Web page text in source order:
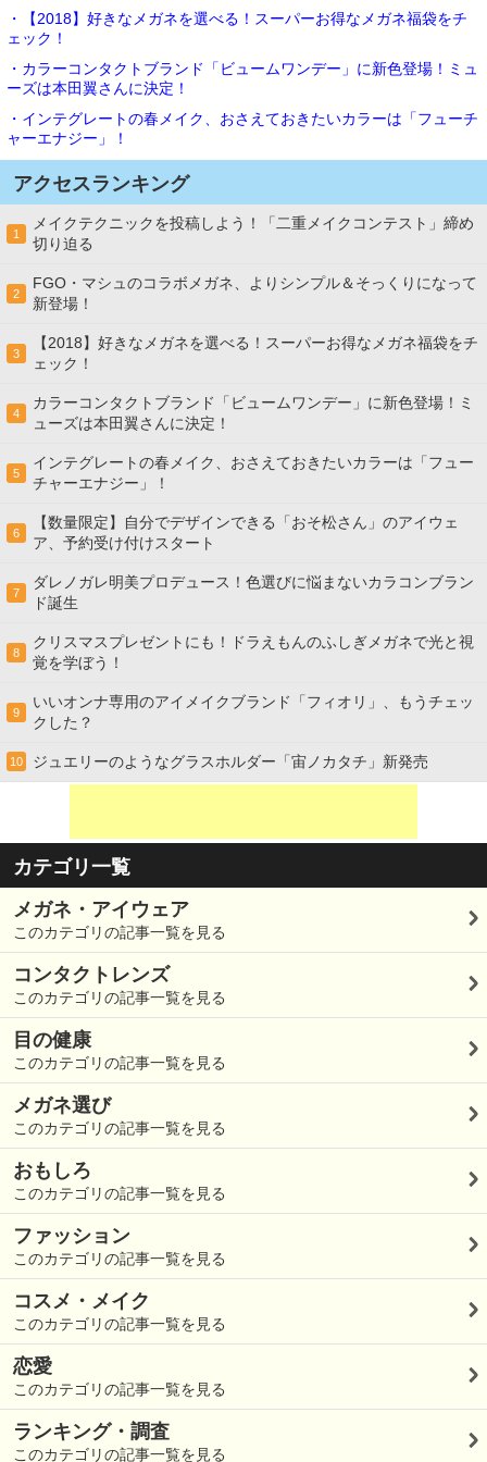
・【2018】好きなメガネを選べる！スーパーお得なメガネ福袋をチ
ェック！
・カラーコンタクトブランド「ビュームワンデー」に新色登場！ミュ
ーズは本田翼さんに決定！
・インテグレートの春メイク、おさえておきたいカラーは「フューチ
ャーエナジー」！
アクセスランキング
1
メイクテクニックを投稿しよう！「二重メイクコンテスト」締め
切り迫る
2
FGO・マシュのコラボメガネ、よりシンプル＆そっくりになって
新登場！
3
【2018】好きなメガネを選べる！スーパーお得なメガネ福袋をチ
ェック！
4
カラーコンタクトブランド「ビュームワンデー」に新色登場！ミ
ューズは本田翼さんに決定！
5
インテグレートの春メイク、おさえておきたいカラーは「フュー
チャーエナジー」！
6
【数量限定】自分でデザインできる「おそ松さん」のアイウェ
ア、予約受け付けスタート
7
ダレノガレ明美プロデュース！色選びに悩まないカラコンブラン
ド誕生
8
クリスマスプレゼントにも！ドラえもんのふしぎメガネで光と視
覚を学ぼう！
9
いいオンナ専用のアイメイクブランド「フィオリ」、もうチェッ
クした？
10 ジュエリーのようなグラスホルダー「宙ノカタチ」新発売
カテゴリ一覧
メガネ・アイウェア
このカテゴリの記事一覧を見る
コンタクトレンズ
このカテゴリの記事一覧を見る
目の健康
このカテゴリの記事一覧を見る
メガネ選び
このカテゴリの記事一覧を見る
おもしろ
このカテゴリの記事一覧を見る
ファッション
このカテゴリの記事一覧を見る
コスメ・メイク
このカテゴリの記事一覧を見る
恋愛
このカテゴリの記事一覧を見る
ランキング・調査
このカテゴリの記事一覧を見る